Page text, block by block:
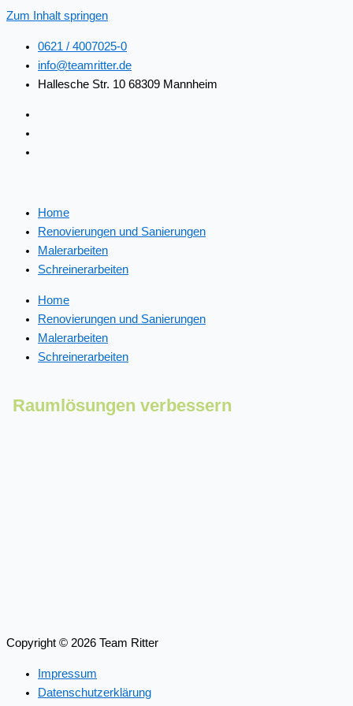
Zum Inhalt springen
0621 / 4007025-0
info@teamritter.de
Hallesche Str. 10 68309 Mannheim
Home
Renovierungen und Sanierungen
Malerarbeiten
Schreinerarbeiten
Home
Renovierungen und Sanierungen
Malerarbeiten
Schreinerarbeiten
Raumlösungen verbessern
Copyright © 2026 Team Ritter
Impressum
Datenschutzerklärung